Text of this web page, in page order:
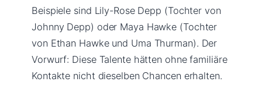
Beispiele sind Lily-Rose Depp (Tochter von
Johnny Depp) oder Maya Hawke (Tochter
von Ethan Hawke und Uma Thurman). Der
Vorwurf: Diese Talente hätten ohne familiäre
Kontakte nicht dieselben Chancen erhalten.